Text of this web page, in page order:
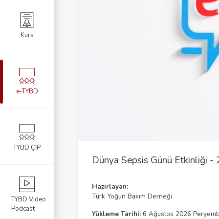
Dünya Sepsis Günü Etkinliği
Hazırlayan:
Türk Yoğun Bakım Derneği
Yükleme Tarihi: 6 Ağustos 2026
Kurs
e-TYBD
TYBD ÇİP
TYBD Video
Podcast